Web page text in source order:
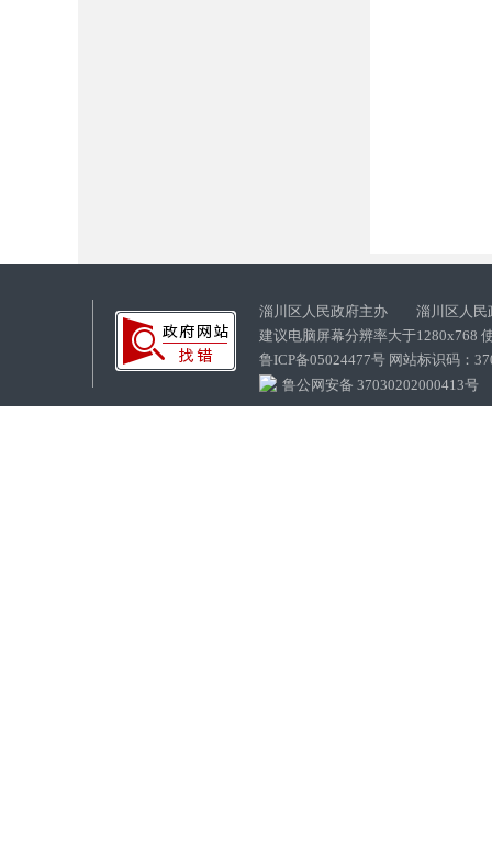
淄川区人民政府主办 淄川区人民
建议电脑屏幕分辨率大于1280x768
鲁ICP备05024477号 网站标识码：
鲁公网安备 37030202000413号